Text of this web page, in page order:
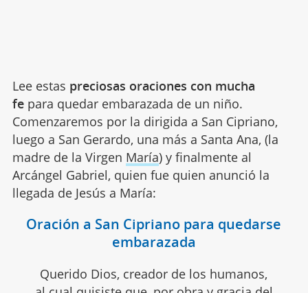
Lee estas preciosas oraciones con mucha
fepara quedar embarazada de un niño.
Comenzaremos por la dirigida a San Cipriano,
luego a San Gerardo, una más a Santa Ana, (la
madre de la Virgen María) y finalmente al
Arcángel Gabriel, quien fue quien anunció la
llegada de Jesús a María:
Oración a San Cipriano para quedarse
embarazada
Querido Dios, creador de los humanos,